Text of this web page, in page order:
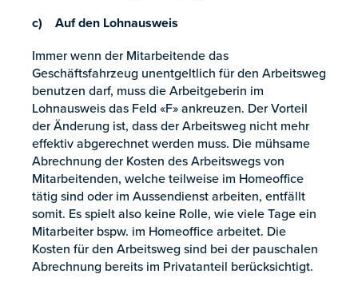
c) Auf den Lohnausweis
Immer wenn der Mitarbeitende das
Geschäftsfahrzeug unentgeltlich für den Arbeitsweg
benutzen darf, muss die Arbeitgeberin im
Lohnausweis das Feld «F» ankreuzen. Der Vorteil
der Änderung ist, dass der Arbeitsweg nicht mehr
effektiv abgerechnet werden muss. Die mühsame
Abrechnung der Kosten des Arbeitswegs von
Mitarbeitenden, welche teilweise im Homeoffice
tätig sind oder im Aussendienst arbeiten, entfällt
somit. Es spielt also keine Rolle, wie viele Tage ein
Mitarbeiter bspw. im Homeoffice arbeitet. Die
Kosten für den Arbeitsweg sind bei der pauschalen
Abrechnung bereits im Privatanteil berücksichtigt.